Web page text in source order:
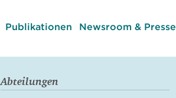
Publikationen Newsroom & Presse
Abteilungen